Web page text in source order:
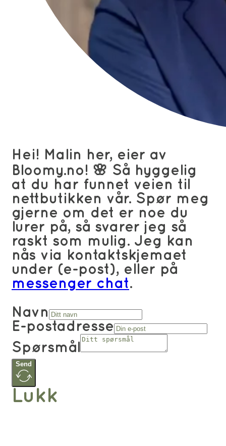
Hei! Malin her, eier av
Bloomy.no! 🌸 Så hyggelig
at du har funnet veien til
nettbutikken vår. Spør meg
gjerne om det er noe du
lurer på, så svarer jeg så
raskt som mulig. Jeg kan
nås via kontaktskjemaet
under (e-post), eller på
messenger chat.
Navn
E-postadresse
Spørsmål
Send
Lukk